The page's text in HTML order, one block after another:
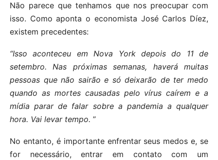
Não parece que tenhamos que nos preocupar com
isso. Como aponta o economista José Carlos Díez,
existem precedentes:
“Isso aconteceu em Nova York depois do 11 de
setembro. Nas próximas semanas, haverá muitas
pessoas que não sairão e só deixarão de ter medo
quando as mortes causadas pelo vírus caírem e a
mídia parar de falar sobre a pandemia a qualquer
hora. Vai levar tempo. ”
No entanto, é importante enfrentar seus medos e, se
for necessário, entrar em contato com um